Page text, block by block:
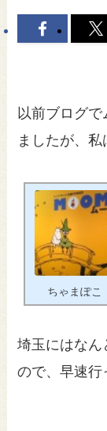
以前ブログ
ましたが、私
ちゃまぽこ
埼玉にはなん
ので、早速行